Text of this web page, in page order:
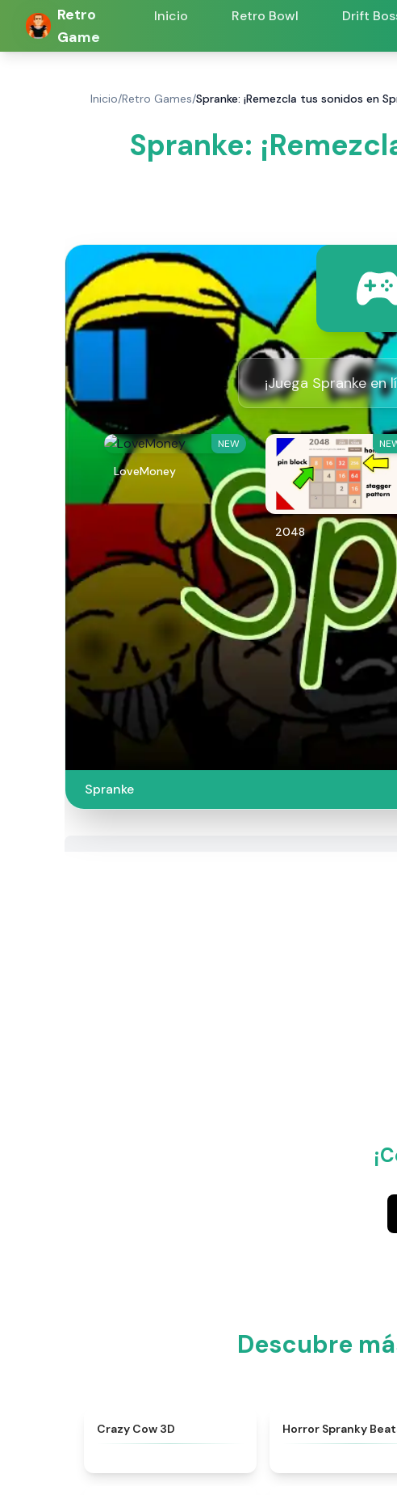
Retro
Game
Inicio Retro Bowl Drift
Inicio/Retro Games/Spranke: ¡Remezcla tus sonidos en
Spranke:
¡Juega Spranke en
NEW
LoveMoney
2048
Spranke
Descubre
Crazy Cow 3D Horror Spranky